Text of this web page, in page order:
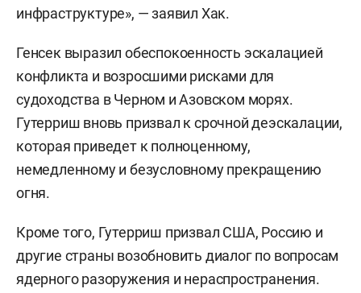
инфраструктуре», — заявил Хак.
Генсек выразил обеспокоенность эскалацией
конфликта и возросшими рисками для
судоходства в Черном и Азовском морях.
Гутерриш вновь призвал к срочной деэскалации,
которая приведет к полноценному,
немедленному и безусловному прекращению
огня.
Кроме того, Гутерриш призвал США, Россию и
другие страны возобновить диалог по вопросам
ядерного разоружения и нераспространения.